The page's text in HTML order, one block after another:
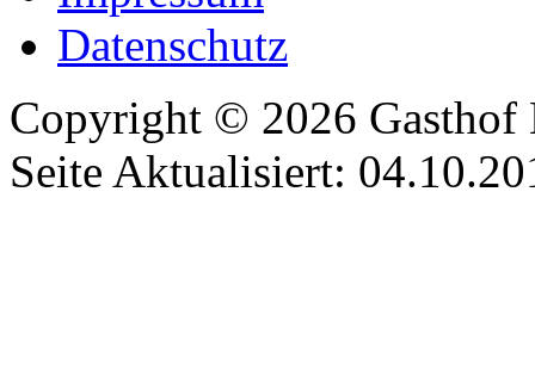
Datenschutz
Copyright © 2026 Gasthof
Seite Aktualisiert: